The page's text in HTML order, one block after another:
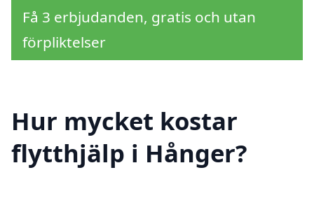
Få 3 erbjudanden, gratis och utan
förpliktelser
Hur mycket kostar
flytthjälp i Hånger?